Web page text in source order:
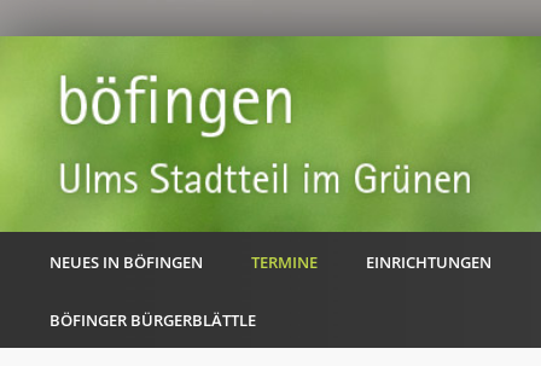
NEUES IN BÖFINGEN TERMINE EINRICHTUNGEN
BÖFINGER BÜRGERBLÄTTLE